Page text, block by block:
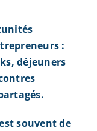
:
déjeuners
souvent de